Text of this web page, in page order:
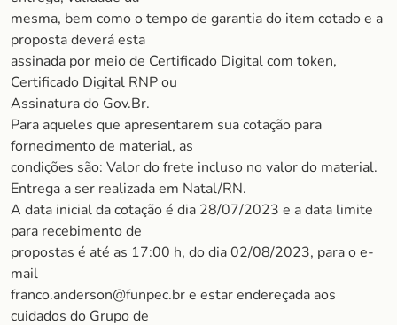
mesma, bem como o tempo de garantia do item cotado e a
proposta deverá esta
assinada por meio de Certificado Digital com token,
Certificado Digital RNP ou
Assinatura do Gov.Br.
Para aqueles que apresentarem sua cotação para
fornecimento de material, as
condições são: Valor do frete incluso no valor do material.
Entrega a ser realizada em Natal/RN.
A data inicial da cotação é dia 28/07/2023 e a data limite
para recebimento de
propostas é até as 17:00 h, do dia 02/08/2023, para o e-
mail
franco.anderson@funpec.br e estar endereçada aos
cuidados do Grupo de